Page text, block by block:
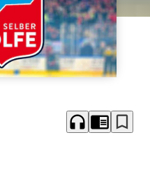
headphones chrome_reader_mode bookmark_border